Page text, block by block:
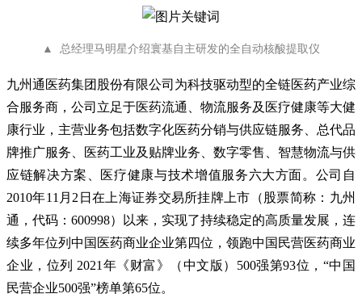
▲ 总经理马明星介绍寰基自主研发的全自动核酸提取仪
九州通医药集团股份有限公司 为科技驱动型的全链医药产业综
合服务商，公司立足于医药流通、物流服务及医疗健康等大健
康行业，主营业务包括数字化医药分销与供应链服务、总代品
牌推广服务、医药工业及贴牌业务、数字零售、智慧物流与供
应链解决方案、医疗健康与技术增值服务六大方面。公司自
2010年11月2日在上海证券交易所挂牌上市（股票简称：九州
通，代码：600998）以来，实现了持续稳定的高质量发展，连
续多年位列中国医药商业企业第四位，领跑中国民营医药商业
企业，位列 2021年《财富》（中文版）500强第93位，“中国
民营企业500强”榜单第65位。